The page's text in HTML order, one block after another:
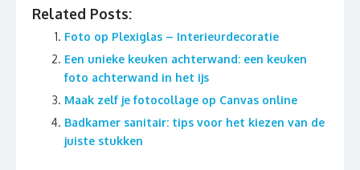
Related Posts:
Foto op Plexiglas – Interieurdecoratie
Een unieke keuken achterwand: een keuken
foto achterwand in het ijs
Maak zelf je fotocollage op Canvas online
Badkamer sanitair: tips voor het kiezen van de
juiste stukken